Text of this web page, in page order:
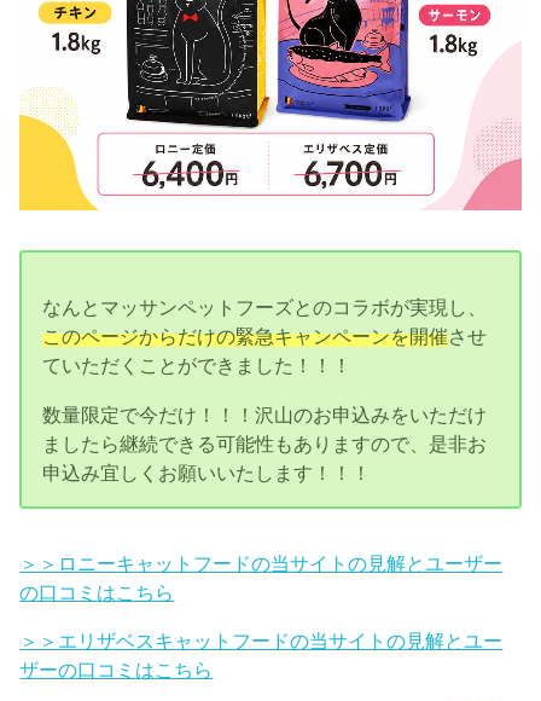
なんとマッサンペットフーズとのコラボが実現し、
このページからだけの緊急キャンペーンを開催させ
ていただくことができました！！！
数量限定で今だけ！！！沢山のお申込みをいただけ
ましたら継続できる可能性もありますので、是非お
申込み宜しくお願いいたします！！！
＞＞ロニーキャットフードの当サイトの見解とユーザー
の口コミはこちら
＞＞エリザベスキャットフードの当サイトの見解とユー
ザーの口コミはこちら